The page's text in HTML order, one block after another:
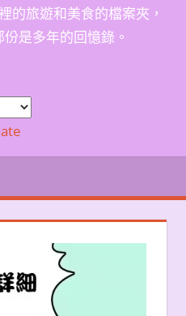
的旅遊和美食的檔案夾，
是多年的回憶錄。